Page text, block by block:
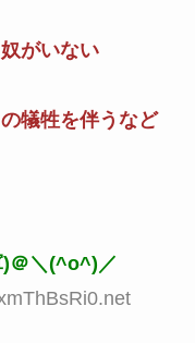
がいない
犠牲を伴うなど
＠＼(^o^)／